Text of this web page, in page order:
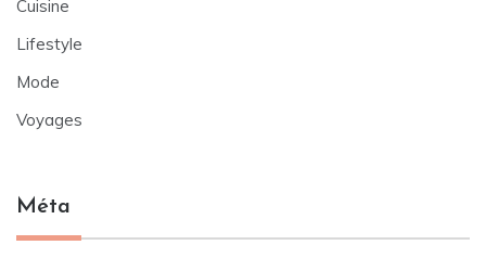
Cuisine
Lifestyle
Mode
Voyages
Méta